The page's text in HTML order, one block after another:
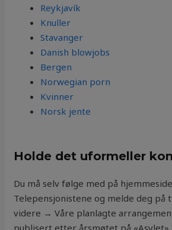
Reykjavík
Knuller
Stavanger
Danish blowjobs
Bergen
Norwegian porn
Kvinner
Norsk jente
Holde det uformeller
Du må selv følge med på
Telepensjonistene og melde deg på
videre → Våre planlagte